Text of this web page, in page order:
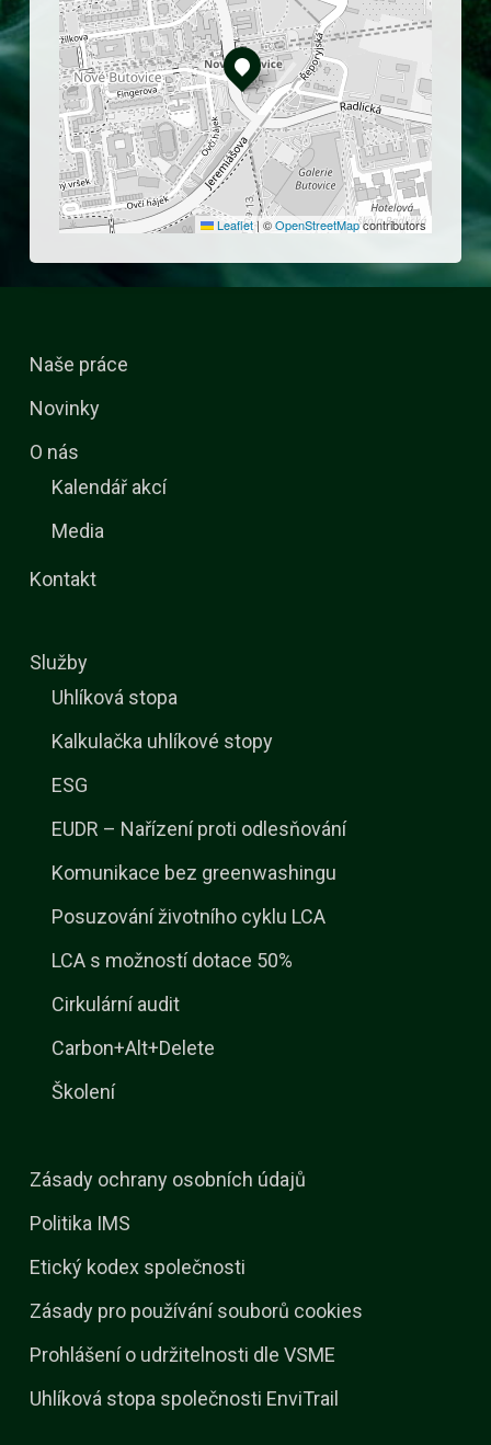
Leaflet| ©OpenStreetMapcontributors
Naše práce
Novinky
O nás
Kalendář akcí
Media
Kontakt
Služby
Uhlíková stopa
Kalkulačka uhlíkové stopy
ESG
EUDR – Nařízení proti odlesňování
Komunikace bez greenwashingu
Posuzování životního cyklu LCA
LCA s možností dotace 50%
Cirkulární audit
Carbon+Alt+Delete
Školení
Zásady ochrany osobních údajů
Politika IMS
Etický kodex společnosti
Zásady pro používání souborů cookies
Prohlášení o udržitelnosti dle VSME
Uhlíková stopa společnosti EnviTrail